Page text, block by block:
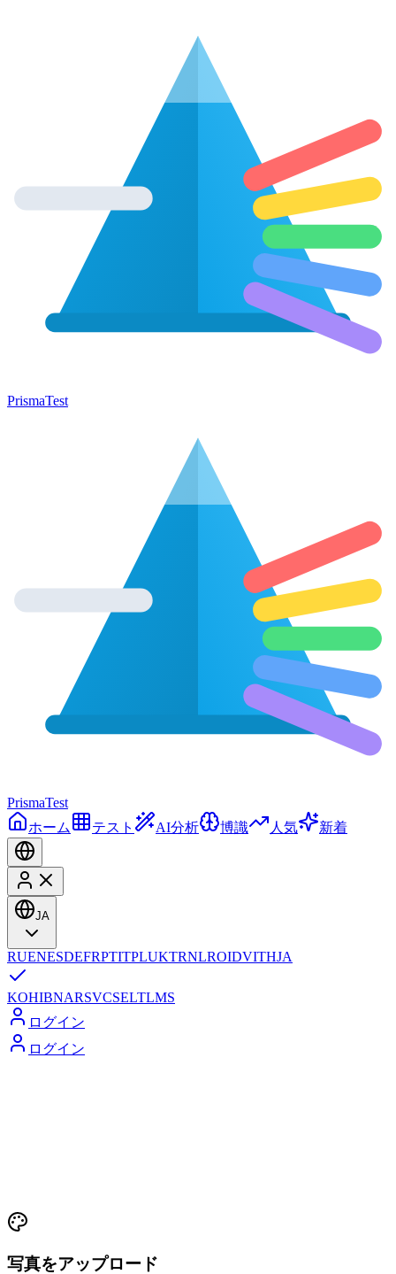
PrismaTest
PrismaTest
ホーム
テスト AI分析 博識 人気 新着
JA
RUENESDEFRPTITPLUKTRNLROIDVITHJA
KOHIBNARSVCSELTLMS
ログイン
ログイン
写真をアップロード